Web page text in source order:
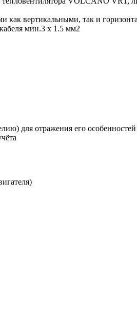
как вертикальными, так и
мин.3 x 1.5 мм2
для отражения его